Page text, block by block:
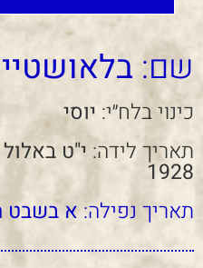
שם:
כינוי בלח״י: יוסי
תאריך לידה:
1928
תאריך נפילה:א בשבט תש"י, 19